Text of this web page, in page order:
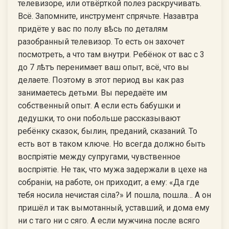
телевизоре, или отвёрткой полез раскручивать.
Всё. Запомните, инструмент спрячьте. Назавтра
придёте у вас по полу вѣсь по деталям
разобранный телевизор. То есть он захочет
посмотреть, а что там внутри. Ребёнок от вас с 3
до 7 лѣтъ перенимает ваш опыт, всё, что вы
делаете. Поэтому в этот период вы как раз
занимаетесь детьми. Вы передаёте им
собственный опыт. А если есть бабушки и
дедушки, то они побольше рассказывают
ребёнку сказок, былин, преданий, сказаний. То
есть вот в таком ключе. Но всегда должно быть
воспрiятiе между супругами, чувственное
воспрiятiе. Не так, что мужа задержали в цехе на
собранiи, на работе, он приходит, а ему: «Да где
тебя носила нечистая сiла?» И пошла, пошла… А он
пришёл и так вымотанный, уставший, и дома ему
ни с таго ни с сяго. А если мужчина после всяго